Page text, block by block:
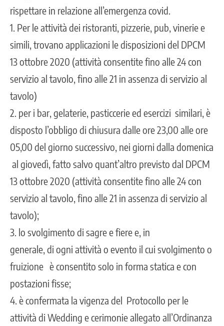
rispettare in relazione all’emergenza covid.
1. Per le attività dei ristoranti, pizzerie, pub, vinerie e
simili, trovano applicazioni le disposizioni del DPCM
13 ottobre 2020 (attività consentite fino alle 24 con
servizio al tavolo, fino alle 21 in assenza di servizio al
tavolo)
2. per i bar, gelaterie, pasticcerie ed esercizi similari, è
disposto l’obbligo di chiusura dalle ore 23,00 alle ore
05,00 del giorno successivo, nei giorni dalla domenica
al giovedì, fatto salvo quant’altro previsto dal DPCM
13 ottobre 2020 (attività consentite fino alle 24 con
servizio al tavolo, fino alle 21 in assenza di servizio al
tavolo);
3. lo svolgimento di sagre e fiere e, in
generale, di ogni attività o evento il cui svolgimento o
fruizione è consentito solo in forma statica e con
postazioni fisse;
4. è confermata la vigenza del Protocollo per le
attività di Wedding e cerimonie allegato all’Ordinanza